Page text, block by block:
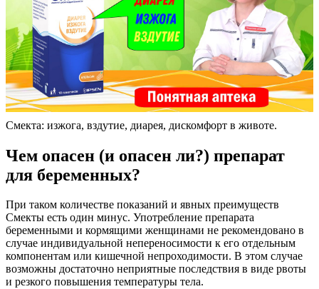
Смекта: изжога, вздутие, диарея, дискомфорт в животе.
Чем опасен (и опасен ли?) препарат
для беременных?
При таком количестве показаний и явных преимуществ
Смекты есть один минус. Употребление препарата
беременными и кормящими женщинами не рекомендовано в
случае индивидуальной непереносимости к его отдельным
компонентам или кишечной непроходимости. В этом случае
возможны достаточно неприятные последствия в виде рвоты
и резкого повышения температуры тела.